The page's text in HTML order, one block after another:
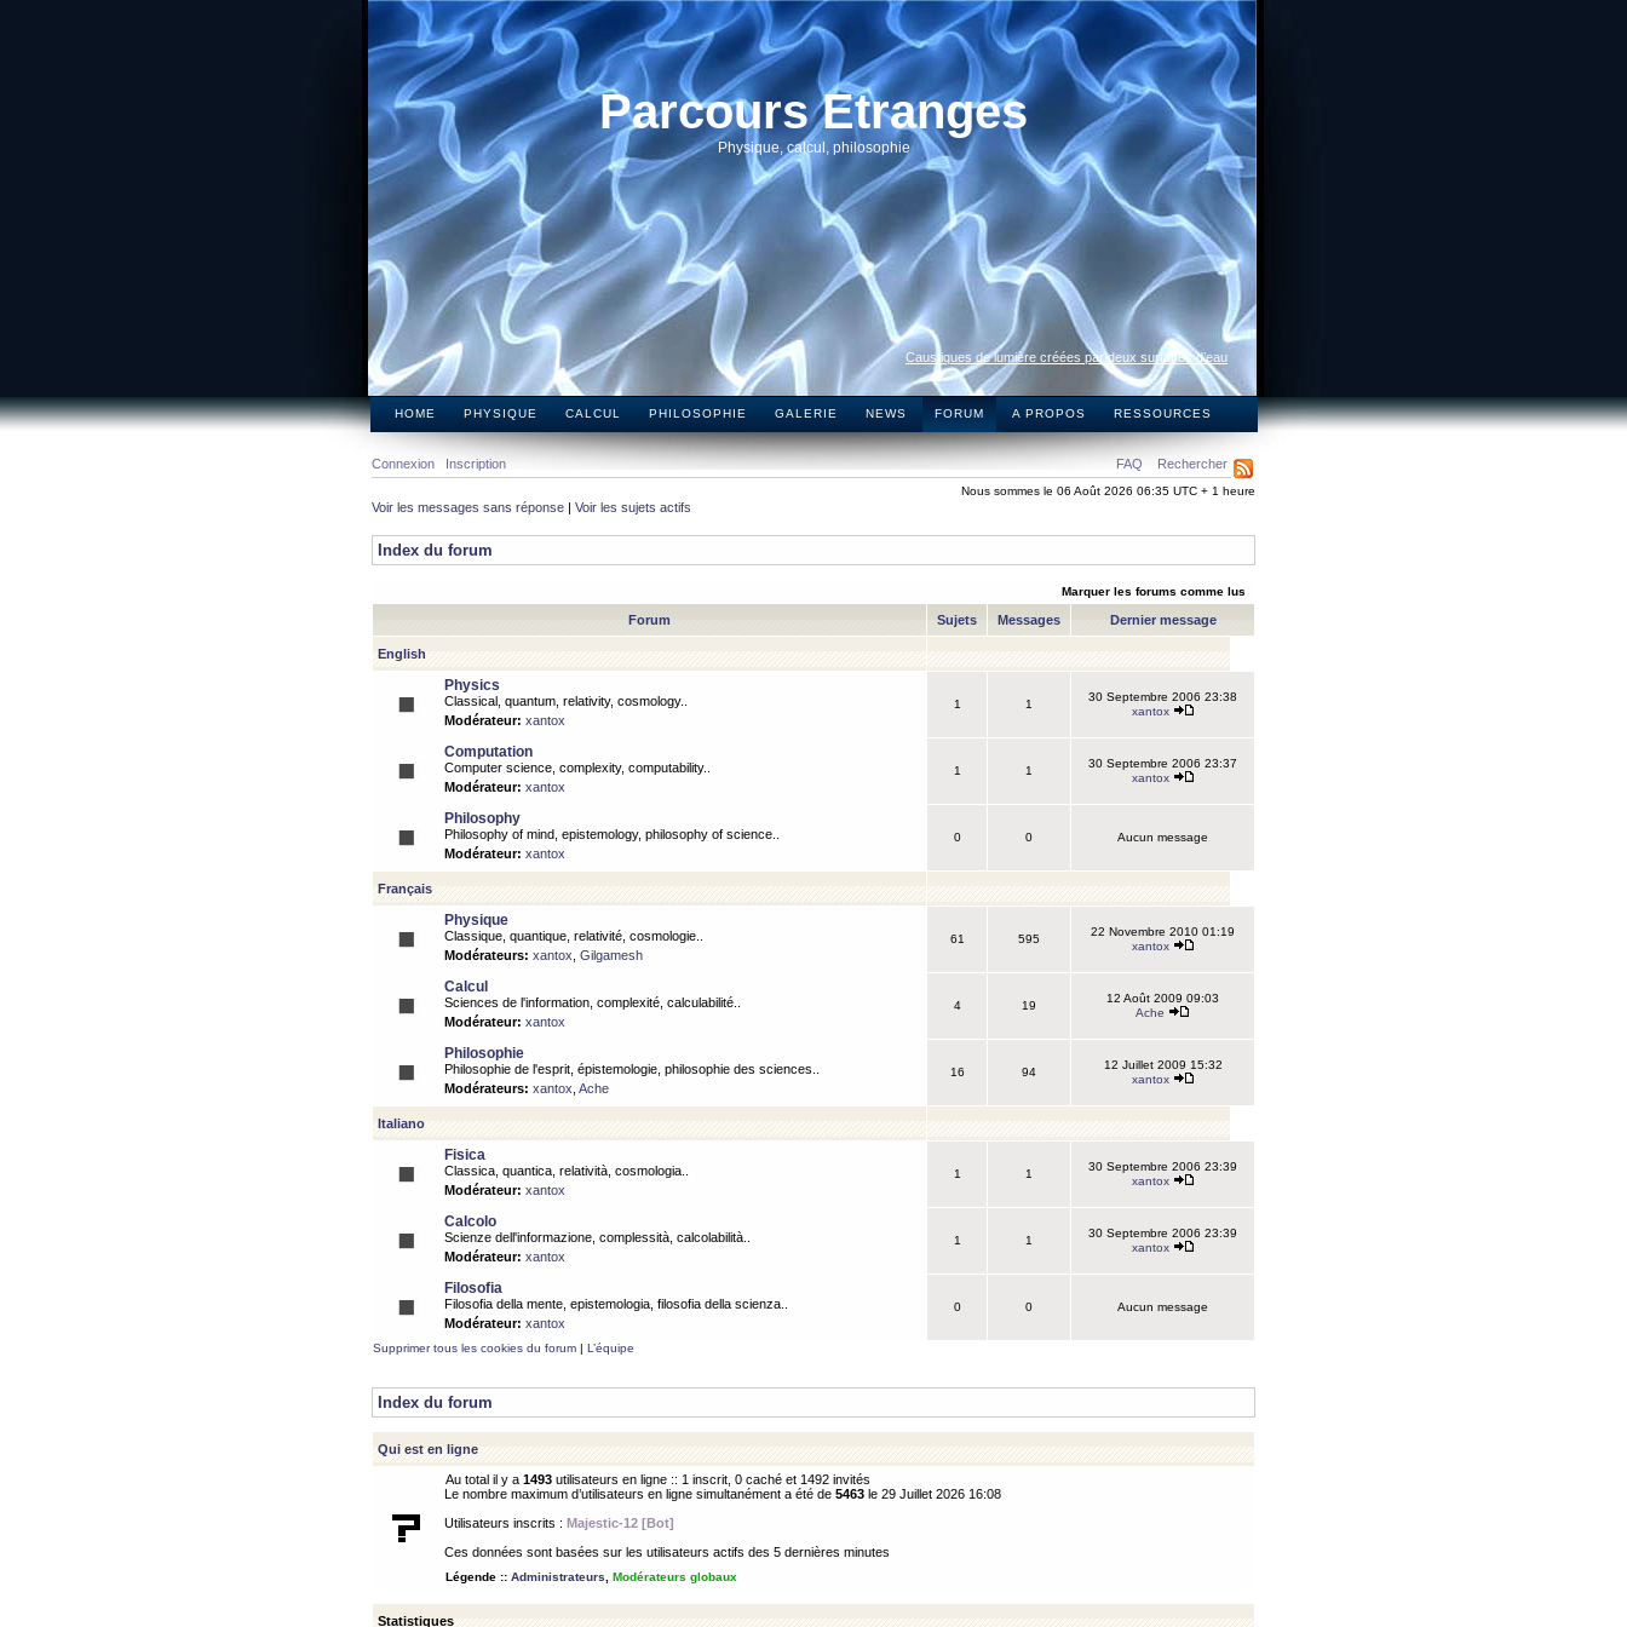
Parcours Etranges
Physique, calcul, philosophie
Caustiques de lumière créées par deux surfaces d’eau
HOME PHYSIQUE CALCUL PHILOSOPHIE GALERIE NEWS FORUM A PROPOS RESSOURCES
FAQ Rechercher
Connexion Inscription
Nous sommes le 06 Août 2026 06:35 UTC + 1 heure
Voir les messages sans réponse | Voir les sujets actifs
Index du forum
Marquer les forums comme lus
Forum Sujets Messages Dernier message
English
Physics
Classical, quantum, relativity, cosmology..
Modérateur: xantox
1 1
30 Septembre 2006 23:38
xantox
Computation
Computer science, complexity, computability..
Modérateur: xantox
1 1
30 Septembre 2006 23:37
xantox
Philosophy
Philosophy of mind, epistemology, philosophy of science..
Modérateur: xantox
0 0 Aucun message
Français
Physique
Classique, quantique, relativité, cosmologie..
Modérateurs: xantox Gilgamesh
61 595
22 Novembre 2010 01:19
xantox
Calcul
Sciences de l'information, complexité, calculabilité..
Modérateur: xantox
4 19
12 Août 2009 09:03
Ache
Philosophie
Philosophie de l'esprit, épistemologie, philosophie des sciences..
Modérateurs: xantox Ache
16 94
12 Juillet 2009 15:32
xantox
Italiano
Fisica
Classica, quantica, relatività, cosmologia..
Modérateur: xantox
1 1
30 Septembre 2006 23:39
xantox
Calcolo
Scienze dell'informazione, complessità, calcolabilità..
Modérateur: xantox
1 1
30 Septembre 2006 23:39
xantox
Filosofia
Filosofia della mente, epistemologia, filosofia della scienza..
Modérateur: xantox
0 0 Aucun message
Supprimer tous les cookies du forum | L’équipe
Index du forum
Qui est en ligne
Au total il y a 1493 utilisateurs en ligne :: 1 inscrit, 0 caché et 1492 invités
Le nombre maximum d’utilisateurs en ligne simultanément a été de 5463 le 29 Juillet 2026 16:08
Utilisateurs inscrits : Majestic-12 [Bot]
Ces données sont basées sur les utilisateurs actifs des 5 dernières minutes
Légende :: Administrateurs Modérateurs globaux
Statistiques